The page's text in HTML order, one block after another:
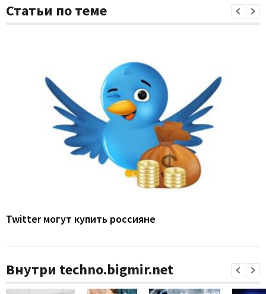
Статьи по теме
Twitter могут купить россияне
Внутри techno.bigmir.net